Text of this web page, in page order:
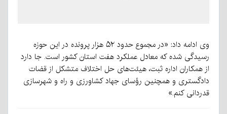
وی ادامه داد: «در مجموع حدود ۵۲ هزار پرونده در این حوزه
رسیدگی شده که معادل عملکرد هفت استان کشور است. جا دارد
از همکاران اداره ثبت، هیئت‌های حل اختلاف متشکل از قضات
دادگستری و همچنین رؤسای جهاد کشاورزی و راه و شهرسازی
قدردانی کنم.»